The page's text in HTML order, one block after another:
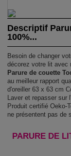
Descriptif
100%...
Besoin de changer
décorez votre lit avec
Parure de couette
au meilleur rapport
d'oreiller 63 x 63 cm
Laver et repasser sur
Produit certifié
ne présentent pas de
PARURE DE